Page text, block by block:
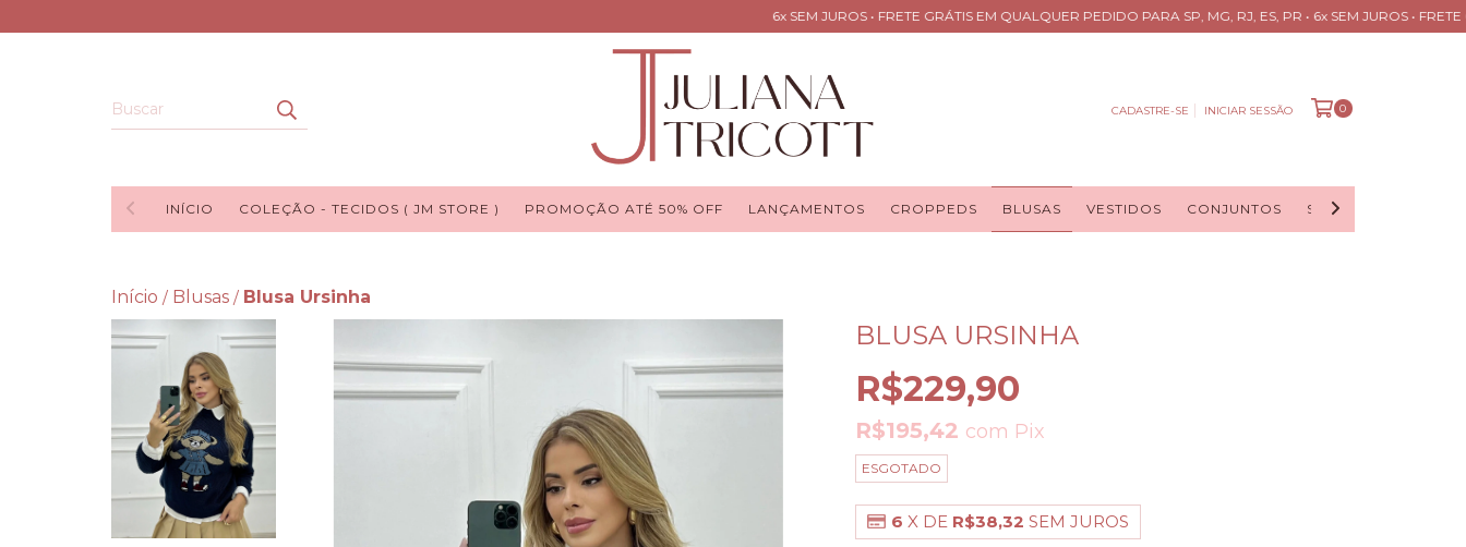
6x SEM JUROS • FRETE GRÁTIS EM QUALQUER PEDIDO PARA SP, MG, RJ, ES, PR • 6x SEM JUROS • FRETE
CADASTRE-SE INICIAR SESSÃO 0
INÍCIO COLEÇÃO - TECIDOS ( JM STORE ) PROMOÇÃO ATÉ 50% OFF LANÇAMENTOS CROPPEDS BLUSAS VESTIDOS CONJUNTOS SAIAS
Início / Blusas / Blusa Ursinha
BLUSA URSINHA
R$229,90
R$195,42 com Pix
ESGOTADO
6 X DE R$38,32 SEM JUROS